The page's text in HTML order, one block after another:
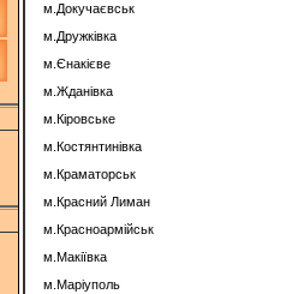
м.Докучаєвськ
м.Дружківка
м.Єнакієве
м.Жданівка
м.Кіровське
м.Костянтинівка
м.Краматорськ
м.Красний Лиман
м.Красноармійськ
м.Макіївка
м.Маріуполь